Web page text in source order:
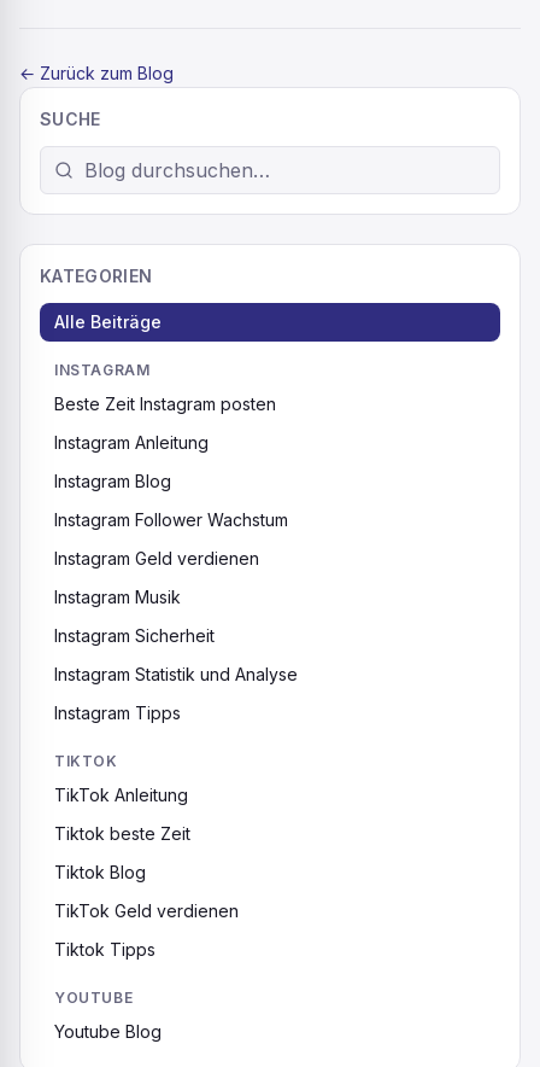
← Zurück zum Blog
SUCHE
KATEGORIEN
Alle Beiträge
INSTAGRAM
Beste Zeit Instagram posten
Instagram Anleitung
Instagram Blog
Instagram Follower Wachstum
Instagram Geld verdienen
Instagram Musik
Instagram Sicherheit
Instagram Statistik und Analyse
Instagram Tipps
TIKTOK
TikTok Anleitung
Tiktok beste Zeit
Tiktok Blog
TikTok Geld verdienen
Tiktok Tipps
YOUTUBE
Youtube Blog